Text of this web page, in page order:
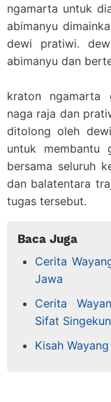
ngamarta untuk
abimanyu
dewi pratiwi.
abimanyu dan
kraton ngamarta
naga raja dan
ditolong oleh
untuk membantu
bersama seluruh
dan balatentara
tugas tersebut.
Baca Juga
Cerita
Jawa
Cerita
Sifat
Kisah